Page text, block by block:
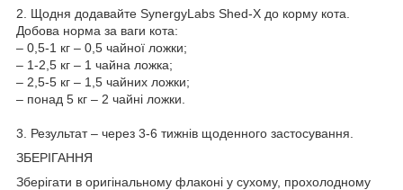
2. Щодня додавайте SynergyLabs Shed-X до корму кота.
Добова норма за ваги кота:
– 0,5-1 кг – 0,5 чайної ложки;
– 1-2,5 кг – 1 чайна ложка;
– 2,5-5 кг – 1,5 чайних ложки;
– понад 5 кг – 2 чайні ложки.
3. Результат – через 3-6 тижнів щоденного застосування.
ЗБЕРІГАННЯ
Зберігати в оригінальному флаконі у сухому, прохолодному